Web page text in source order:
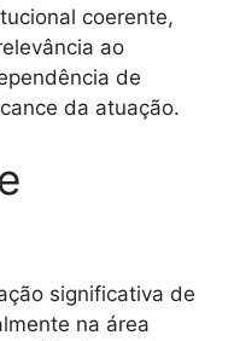
coerente,
ao
de
da atuação.
significativa de
na área